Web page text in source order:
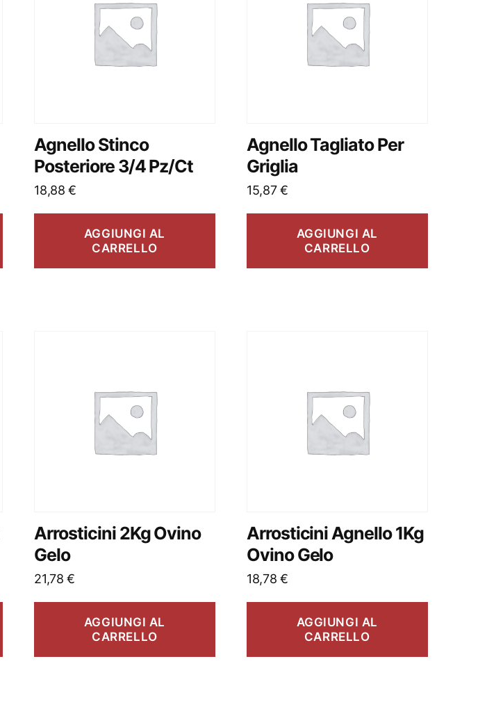
Agnello Stinco
Posteriore 3/4 Pz/Ct
18,88€
AGGIUNGI AL
CARRELLO
Agnello Tagliato Per
Griglia
15,87€
AGGIUNGI AL
CARRELLO
Arrosticini 2Kg Ovino
Gelo
21,78€
AGGIUNGI AL
CARRELLO
Arrosticini Agnello 1Kg
Ovino Gelo
18,78€
AGGIUNGI AL
CARRELLO